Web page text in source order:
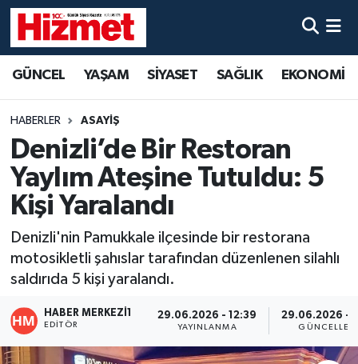
GÜNCEL YAŞAM SİYASET SAĞLIK EKONOMİ
HABERLER ASAYİŞ
Denizli’de Bir Restoran
Yaylım Ateşine Tutuldu: 5
Kişi Yaralandı
Denizli'nin Pamukkale ilçesinde bir restorana
motosikletli şahıslar tarafından düzenlenen silahlı
saldırıda 5 kişi yaralandı.
HABER MERKEZI1
EDITÖR
29.06.2026 - 12:39
YAYINLANMA
29.06.2026 -
YAŞAM
SİYASET
SAĞLIK
KÜLTÜR SANAT
SPOR
MAGAZİN
Denizli Hava Durumu
Denizli Trafik Yoğunluk Haritası
Süper Lig Puan Durumu ve Fikstür
Son Dakika Haberleri
Haber Arşivi